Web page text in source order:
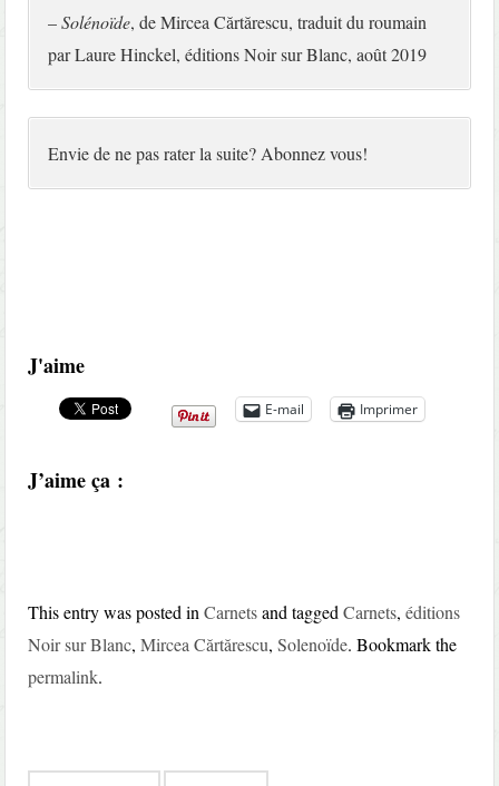
–Solénoïde, de Mircea Cărtărescu, traduit du roumain
par Laure Hinckel, éditions Noir sur Blanc, août 2019
Envie de ne pas rater la suite? Abonnez vous!
J'aime
E-mail Imprimer
J’aime ça :
This entry was posted inCarnetsand taggedCarnets,éditions
Noir sur Blanc,Mircea Cărtărescu,Solenoïde. Bookmark the
permalink.